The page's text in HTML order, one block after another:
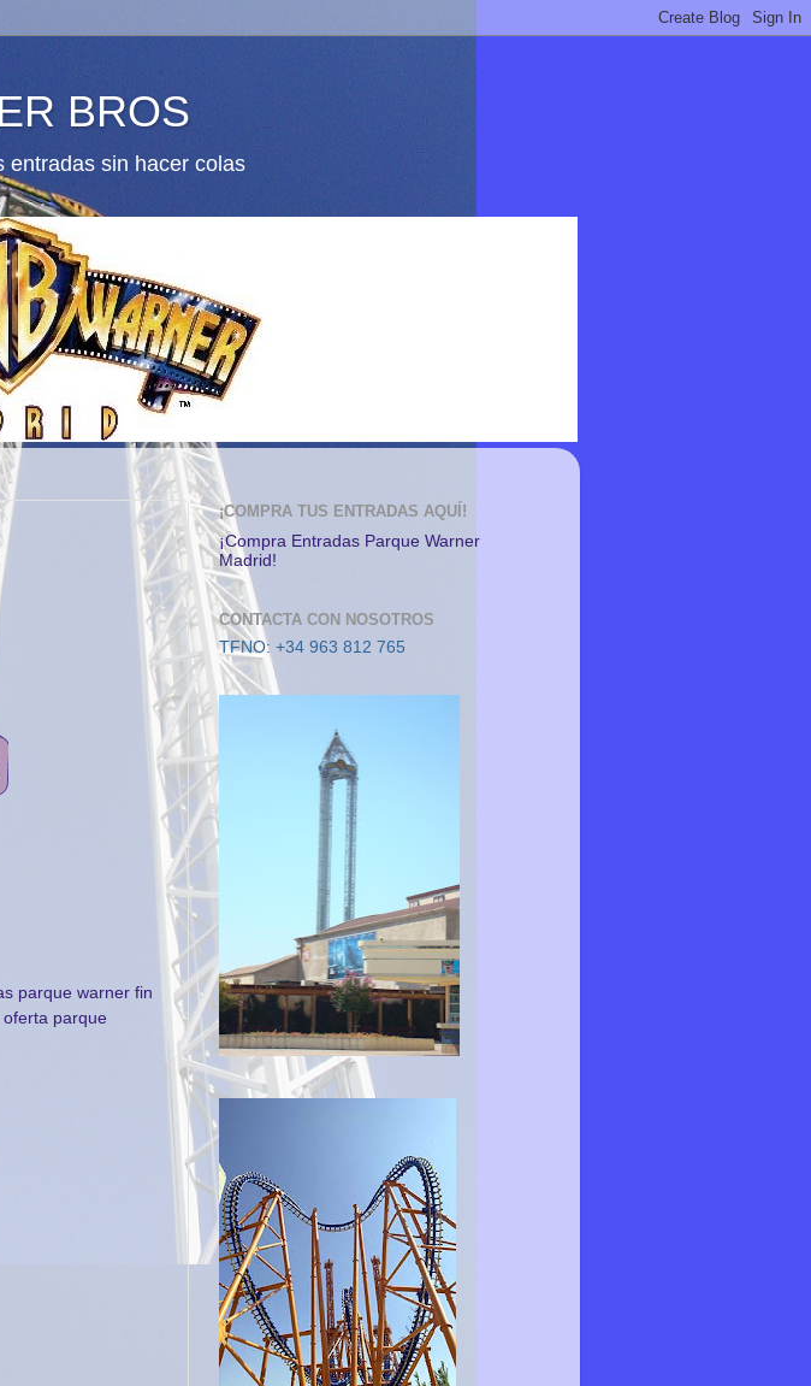
BROS
entradas sin hacer colas
parque warner fin
oferta parque
¡COMPRA TUS ENTRADAS AQUÍ!
¡Compra Entradas Parque Warner
Madrid!
CONTACTA CON NOSOTROS
TFNO: +34 963 812 765